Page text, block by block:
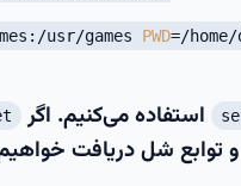
usr/games PWD=/home/
استفاده می‌کنیم. اگر
شل دریافت